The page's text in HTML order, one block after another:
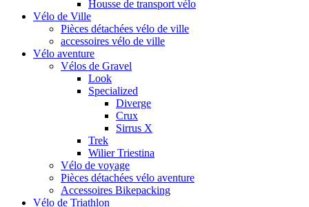
Housse de transport vélo
Vélo de Ville
Pièces détachées vélo de ville
accessoires vélo de ville
Vélo aventure
Vélos de Gravel
Look
Specialized
Diverge
Crux
Sirrus X
Trek
Wilier Triestina
Vélo de voyage
Pièces détachées vélo aventure
Accessoires Bikepacking
Vélo de Triathlon